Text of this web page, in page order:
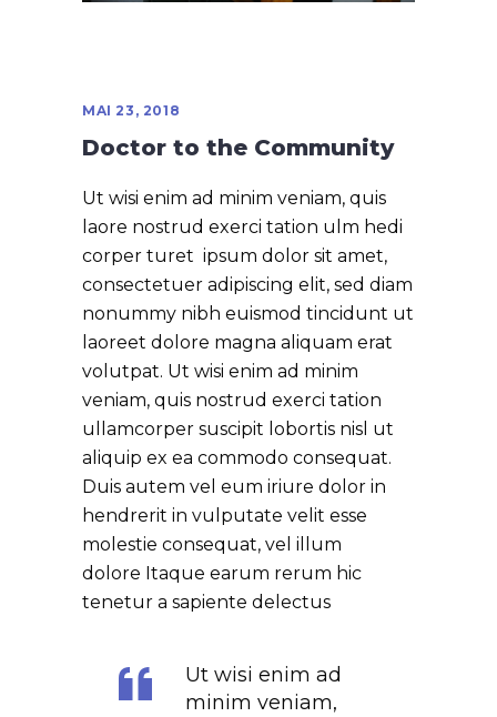
MAI 23, 2018
Doctor to the Community
Ut wisi enim ad minim veniam, quis
laore nostrud exerci tation ulm hedi
corper turet ipsum dolor sit amet,
consectetuer adipiscing elit, sed diam
nonummy nibh euismod tincidunt ut
laoreet dolore magna aliquam erat
volutpat. Ut wisi enim ad minim
veniam, quis nostrud exerci tation
ullamcorper suscipit lobortis nisl ut
aliquip ex ea commodo consequat.
Duis autem vel eum iriure dolor in
hendrerit in vulputate velit esse
molestie consequat, vel illum
dolore Itaque earum rerum hic
tenetur a sapiente delectus
Ut wisi enim ad
minim veniam,